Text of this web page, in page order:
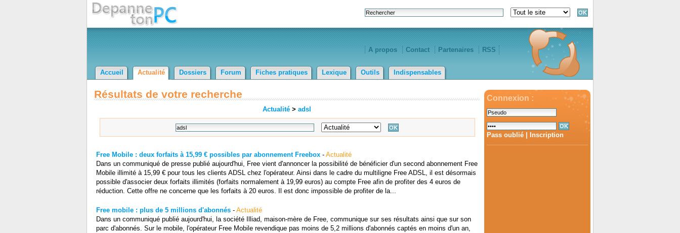
A propos Contact Partenaires RSS
Accueil Actualité Dossiers Forum Fiches pratiques Lexique Outils Indispensables
Connexion :
Pass oublié Inscription
Résultats de votre recherche
Actualité > adsl
Free Mobile : deux forfaits à 15,99 € possibles par abonnement Freebox- Actualité
Dans un communiqué de presse publié aujourd'hui, Free vient d'annoncer la possibilité de bénéficier d'un second abonnement Free
Mobile illimité à 15,99 € pour tous les clients ADSL chez l'opérateur. Ainsi dans le cadre du multiligne Free ADSL, il est désormais
possible d'associer deux forfaits illimités (forfaits normalement à 19,99 euros) au compte Free afin de profiter des 4 euros de
réduction. Cette offre ne concerne que les forfaits à 20 euros. Il est donc impossible de profiter de la...
Free mobile : plus de 5 millions d'abonnés- Actualité
Dans un communiqué publié aujourd'hui, la société Illiad, maison-mère de Free, communique sur ses résultats ainsi que sur son
parc d'abonnés. Sur le mobile, l'opérateur Free Mobile revendique pas moins de 5,2 millions d'abonnés captés en moins d'un an,